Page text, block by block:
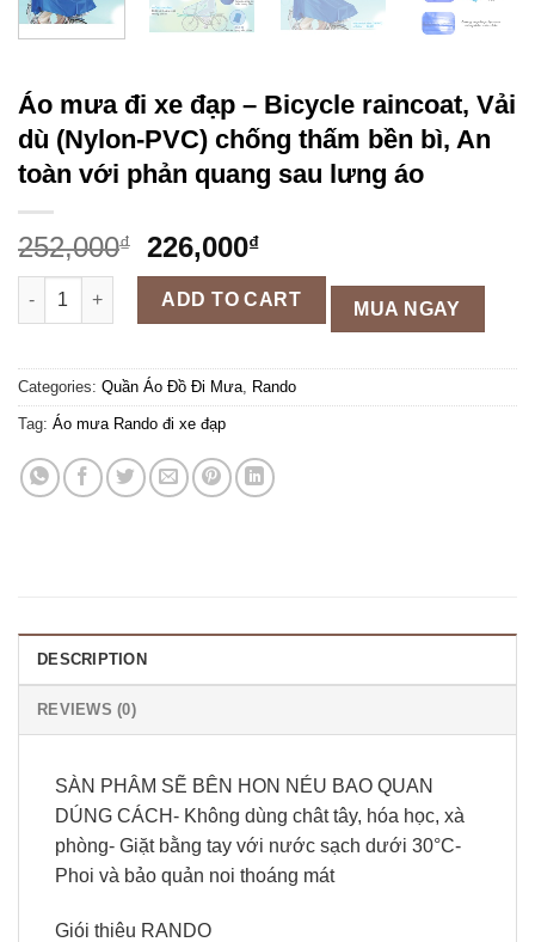
Áo mưa đi xe đạp – Bicycle raincoat, Vải
dù (Nylon-PVC) chống thấm bền bì, An
toàn với phản quang sau lưng áo
252,000₫ 226,000₫
Áo mưa đi xe đạp – Bicycle raincoat, Vải dù (Nylon-PVC)
ADD TO CART MUA NGAY
Categories: Quần Áo Đồ Đi Mưa Rando
Tag: Áo mưa Rando đi xe đạp
DESCRIPTION
REVIEWS (0)
SÀN PHÂM SẼ BÊN HON NÉU BAO QUAN
DÚNG CÁCH- Không dùng chât tây, hóa học, xà
phòng- Giặt bằng tay với nước sạch dưới 30°C-
Phoi và bảo quản noi thoáng mát
Giói thiêu RANDO